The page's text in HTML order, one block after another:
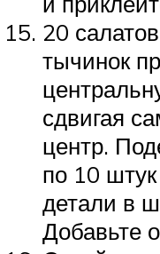
20
тычинок
сдвигая
центр.
по 10
детали в
Добавьте